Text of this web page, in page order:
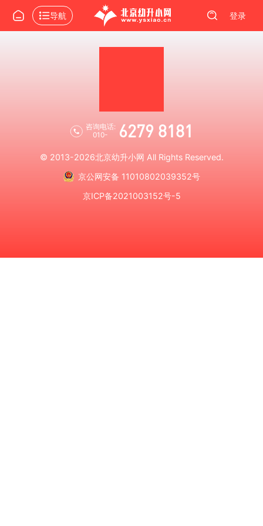
导航 登录
咨询电话:
010-
6279 8181
© 2013-2026北京幼升小网 All Rights Reserved.
京公网安备 11010802039352号
京ICP备2021003152号-5